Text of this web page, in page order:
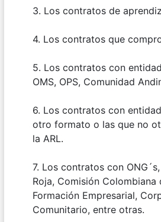
3. Los contratos de
4. Los contratos que
5. Los contratos con
OMS, OPS, Comunidad
6. Los contratos con
otro formato o las que no
la ARL.
7. Los contratos con
Roja, Comisión
Formación Empresarial,
Comunitario, entre otras.